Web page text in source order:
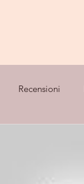
Recensioni